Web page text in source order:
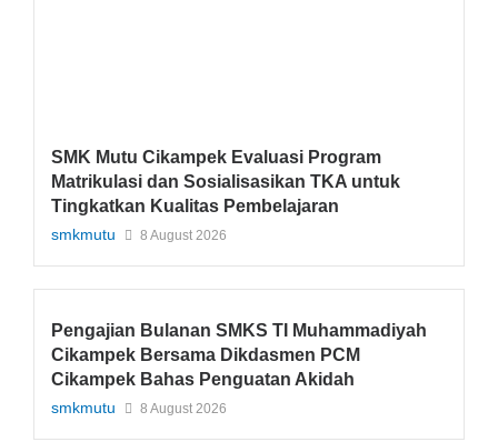
SMK Mutu Cikampek Evaluasi Program
Matrikulasi dan Sosialisasikan TKA untuk
Tingkatkan Kualitas Pembelajaran
smkmutu 8 August 2026
Pengajian Bulanan SMKS TI Muhammadiyah
Cikampek Bersama Dikdasmen PCM
Cikampek Bahas Penguatan Akidah
smkmutu 8 August 2026